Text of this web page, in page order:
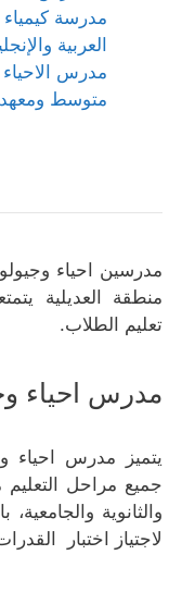
مدرسة كيمياء
العربية
مدرس الاحياء
متوسط
مدرسين احياء
منطقة العديلية
تعليم الطلاب.
مدرس احياء
يتميز مدرس احياء
جميع مراحل التعليم
والثانوية
لاجتياز اختبار